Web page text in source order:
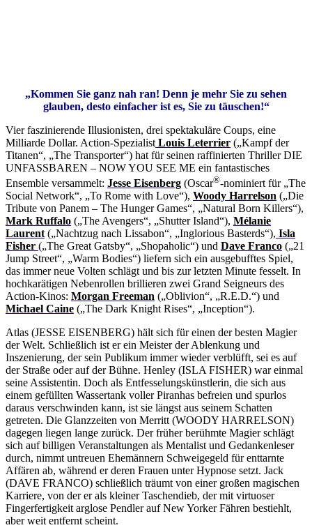
„Kommen Sie ganz nah ran! Denn je mehr Sie zu sehen
glauben, desto einfacher ist es, Sie zu täuschen!“
Vier faszinierende Illusionisten, drei spektakuläre Coups, eine
Milliarde Dollar. Action-Spezialist Louis Leterrier („Kampf der
Titanen“, „The Transporter“) hat für seinen raffinierten Thriller DIE
UNFASSBAREN – NOW YOU SEE ME ein fantastisches
Ensemble versammelt: Jesse Eisenberg (Oscar®-nominiert für „The
Social Network“, „To Rome with Love“), Woody Harrelson („Die
Tribute von Panem – The Hunger Games“, „Natural Born Killers“),
Mark Ruffalo („The Avengers“, „Shutter Island“), Mélanie
Laurent („Nachtzug nach Lissabon“, „Inglorious Basterds“), Isla
Fisher („The Great Gatsby“, „Shopaholic“) und Dave Franco („21
Jump Street“, „Warm Bodies“) liefern sich ein ausgebufftes Spiel,
das immer neue Volten schlägt und bis zur letzten Minute fesselt. In
hochkarätigen Nebenrollen brillieren zwei Grand Seigneurs des
Action-Kinos: Morgan Freeman („Oblivion“, „R.E.D.“) und
Michael Caine („The Dark Knight Rises“, „Inception“).
Atlas (JESSE EISENBERG) hält sich für einen der besten Magier
der Welt. Schließlich ist er ein Meister der Ablenkung und
Inszenierung, der sein Publikum immer wieder verblüfft, sei es auf
der Straße oder auf der Bühne. Henley (ISLA FISHER) war einmal
seine Assistentin. Doch als Entfesselungskünstlerin, die sich aus
einem gefüllten Wassertank voller Piranhas befreien und spurlos
daraus verschwinden kann, ist sie längst aus seinem Schatten
getreten. Die Glanzzeiten von Merritt (WOODY HARRELSON)
dagegen liegen lange zurück. Der früher berühmte Magier schlägt
sich auf billigen Veranstaltungen als Mentalist und Gedankenleser
durch, nimmt untreuen Ehemännern Schweigegeld für enttarnte
Affären ab, während er deren Frauen unter Hypnose setzt. Jack
(DAVE FRANCO) schließlich träumt von einer großen magischen
Karriere, von der er als kleiner Taschendieb, der mit virtuoser
Fingerfertigkeit arglose Pendler auf New Yorker Fähren bestiehlt,
aber weit entfernt scheint.